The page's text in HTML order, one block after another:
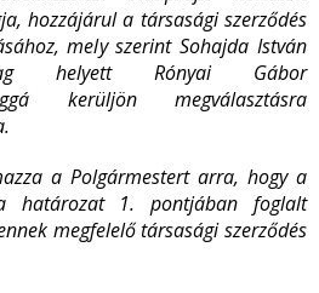
hozzájárul a társasági szerződés
mely szerint Sohajda István
tag helyett Rónyai Gábor
kerüljön megválasztásra
a Polgármestert arra, hogy a
határozat 1. pontjában foglalt
megfelelő társasági szerződés